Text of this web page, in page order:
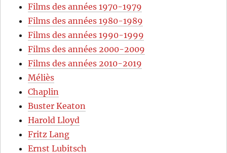
Films des années 1970-1979
Films des années 1980-1989
Films des années 1990-1999
Films des années 2000-2009
Films des années 2010-2019
Méliès
Chaplin
Buster Keaton
Harold Lloyd
Fritz Lang
Ernst Lubitsch